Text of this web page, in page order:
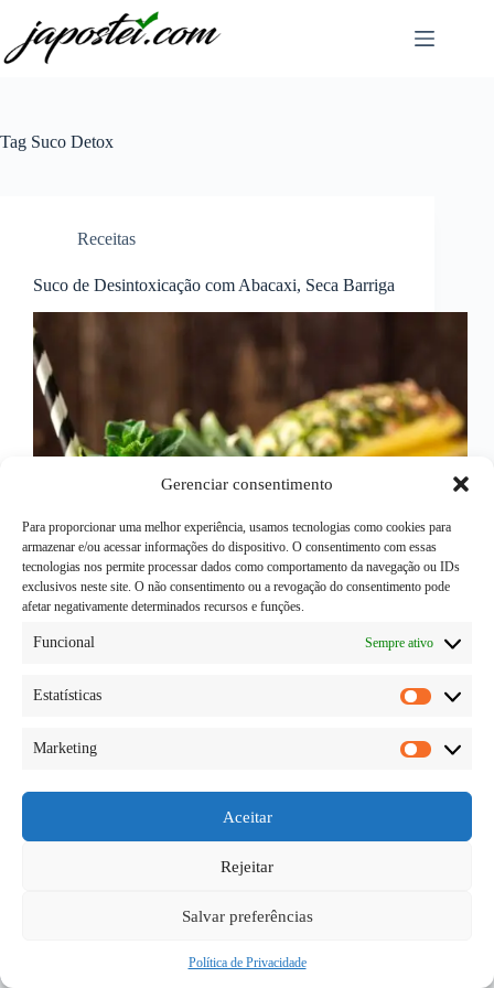
Gerenciar consentimento
Para proporcionar uma melhor experiência, usamos tecnologias como cookies para
armazenar e/ou acessar informações do dispositivo. O consentimento com essas
tecnologias nos permite processar dados como comportamento da navegação ou IDs
exclusivos neste site. O não consentimento ou a revogação do consentimento pode
afetar negativamente determinados recursos e funções.
Funcional Sempre ativo
Estatísticas
Marketing
Aceitar
Rejeitar
Salvar preferências
Política de Privacidade
conteúdo
Tag Suco Detox
Receitas
Suco de Desintoxicação com Abacaxi, Seca Barriga
O suco de desintoxicação com abacaxi é uma
famosos atualmente por conta de sua ação capaz de
secar a barriga, o que faz do suco de abacaxi
Copyright © 2026 - todos os direitos reservados.